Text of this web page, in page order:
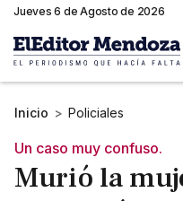
Jueves 6 de Agosto de 2026
Inicio > Policiales
Un caso muy confuso.
Murió la